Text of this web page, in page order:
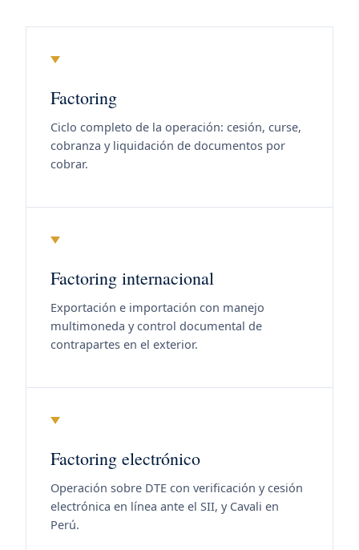
Factoring
Ciclo completo de la operación: cesión, curse,
cobranza y liquidación de documentos por
cobrar.
Factoring internacional
Exportación e importación con manejo
multimoneda y control documental de
contrapartes en el exterior.
Factoring electrónico
Operación sobre DTE con verificación y cesión
electrónica en línea ante el SII, y Cavali en
Perú.